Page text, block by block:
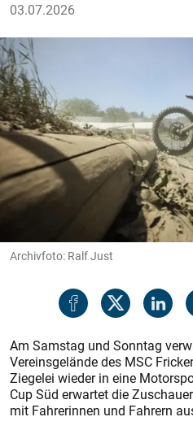
03.07.2026
Archivfoto: Ralf Just
Am Samstag und Sonntag
Vereinsgelände des MSC
Ziegelei wieder in eine
Cup Süd erwartet die
mit Fahrerinnen und Fahrern